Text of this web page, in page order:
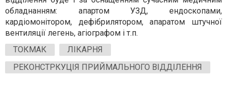
обладнанням: апартом УЗД, ендоскопами,
кардіомонітором, дефібрилятором, апаратом штучної
вентиляції легень, агіографом і т.п.
ТОКМАК
ЛІКАРНЯ
РЕКОНСТРКУЦІЯ ПРИЙМАЛЬНОГО ВІДДІЛЕННЯ